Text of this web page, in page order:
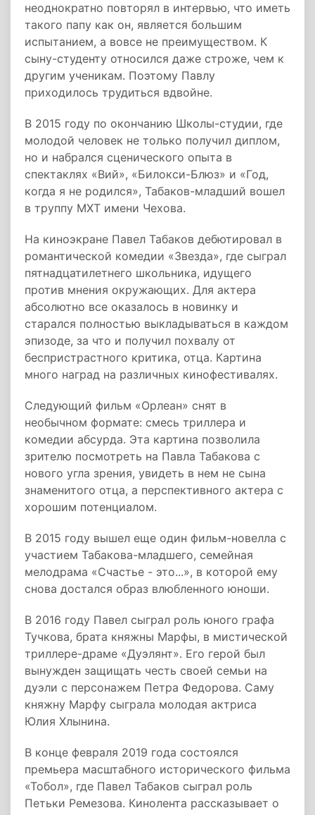
неоднократно повторял в интервью, что иметь
такого папу как он, является большим
испытанием, а вовсе не преимуществом. К
сыну-студенту относился даже строже, чем к
другим ученикам. Поэтому Павлу
приходилось трудиться вдвойне.
В 2015 году по окончанию Школы-студии, где
молодой человек не только получил диплом,
но и набрался сценического опыта в
спектаклях «Вий», «Билокси-Блюз» и «Год,
когда я не родился», Табаков-младший вошел
в труппу МХТ имени Чехова.
На киноэкране Павел Табаков дебютировал в
романтической комедии «Звезда», где сыграл
пятнадцатилетнего школьника, идущего
против мнения окружающих. Для актера
абсолютно все оказалось в новинку и
старался полностью выкладываться в каждом
эпизоде, за что и получил похвалу от
беспристрастного критика, отца. Картина
много наград на различных кинофестивалях.
Следующий фильм «Орлеан» снят в
необычном формате: смесь триллера и
комедии абсурда. Эта картина позволила
зрителю посмотреть на Павла Табакова с
нового угла зрения, увидеть в нем не сына
знаменитого отца, а перспективного актера с
хорошим потенциалом.
В 2015 году вышел еще один фильм-новелла с
участием Табакова-младшего, семейная
мелодрама «Счастье - это...», в которой ему
снова достался образ влюбленного юноши.
В 2016 году Павел сыграл роль юного графа
Тучкова, брата княжны Марфы, в мистической
триллере-драме «Дуэлянт». Его герой был
вынужден защищать честь своей семьи на
дуэли с персонажем Петра Федорова. Саму
княжну Марфу сыграла молодая актриса
Юлия Хлынина.
В конце февраля 2019 года состоялся
премьера масштабного исторического фильма
«Тобол», где Павел Табаков сыграл роль
Петьки Ремезова. Кинолента рассказывает о